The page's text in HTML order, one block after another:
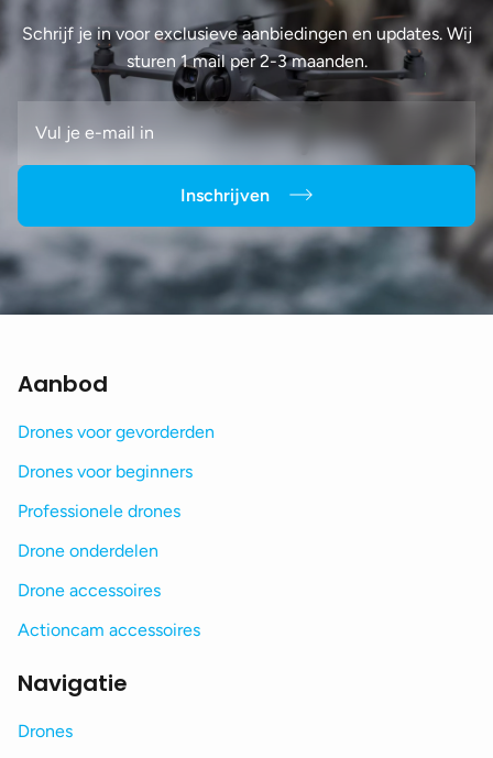
Schrijf je in voor exclusieve aanbiedingen en updates. Wij
sturen 1 mail per 2-3 maanden.
Inschrijven
Aanbod
Drones voor gevorderden
Drones voor beginners
Professionele drones
Drone onderdelen
Drone accessoires
Actioncam accessoires
Navigatie
Drones